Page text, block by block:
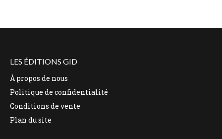
LES ÉDITIONS GID
À propos de nous
Politique de confidentialité
Conditions de vente
Plan du site